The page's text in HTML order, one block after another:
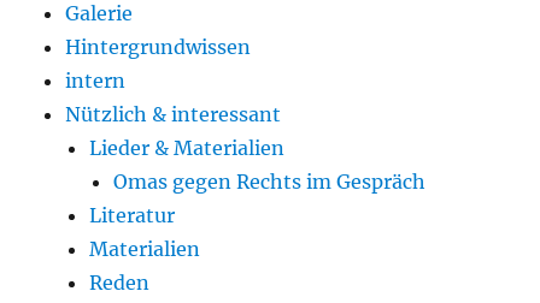
Galerie
Hintergrundwissen
intern
Nützlich & interessant
Lieder & Materialien
Omas gegen Rechts im Gespräch
Literatur
Materialien
Reden